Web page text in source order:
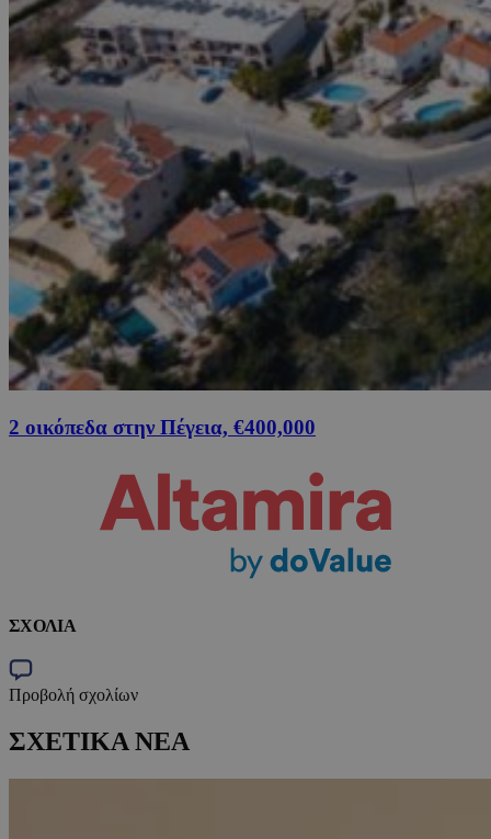
2 οικόπεδα στην Πέγεια, €400,000
ΣΧΟΛΙΑ
Προβολή σχολίων
ΣΧΕΤΙΚΑ ΝΕΑ